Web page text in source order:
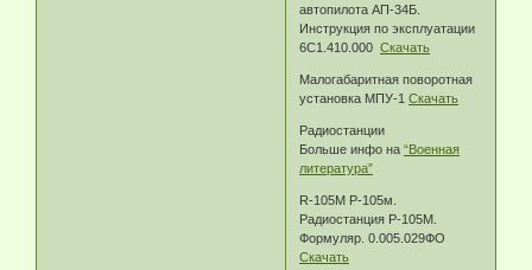
автопилота АП-34Б.
Инструкция по эксплуатации
6С1.410.000Скачать
Малогабаритная поворотная
установка МПУ-1Скачать
Радиостанции
Больше инфо на“Военная
литература”
R-105M Р-105м.
Радиостанция Р-105М.
Формуляр. 0.005.029ФО
Скачать